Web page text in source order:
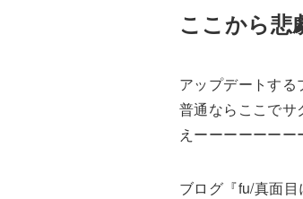
ここから悲
アップデートする
普通ならここでサ
えーーーーーーー
ブログ『fu/真面